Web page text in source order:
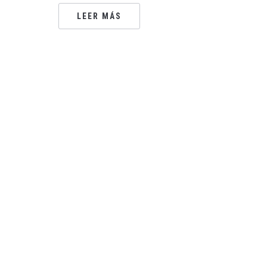
LEER MÁS